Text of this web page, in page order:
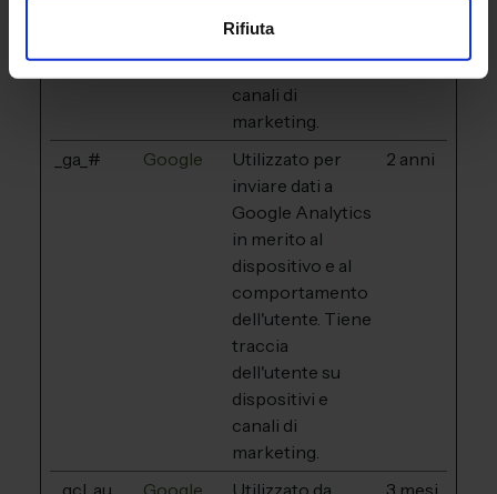
Rifiuta
dell'utente su
dispositivi e
canali di
marketing.
_ga_# Google
Utilizzato per
inviare dati a
Google Analytics
in merito al
dispositivo e al
comportamento
dell'utente. Tiene
traccia
dell'utente su
dispositivi e
canali di
marketing.
2 anni
_gcl_au Google
Utilizzato da
3 mesi